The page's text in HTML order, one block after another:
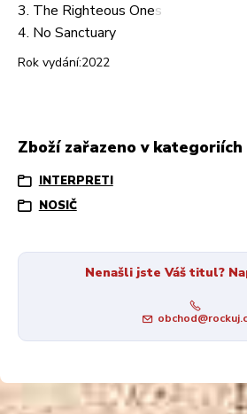
The Righteous Ones
No Sanctuary
Rok vydání:2022
Zboží zařazeno v kategoriích
INTERPRETI
NOSIČ
Nenašli jste Váš titul?